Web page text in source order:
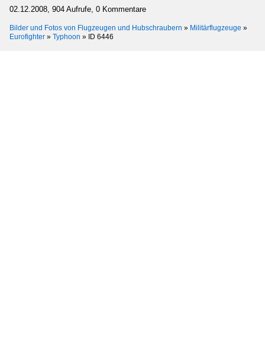
02.12.2008, 904 Aufrufe, 0 Kommentare
Bilder und Fotos von Flugzeugen und Hubschraubern » Militärflugzeuge »
Eurofighter » Typhoon » ID 6446